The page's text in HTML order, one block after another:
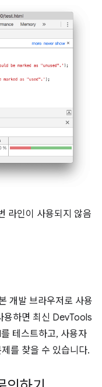
라인이 사용되지 않음
개발 브라우저로 사용
용하면 최신 DevTools
테스트하고, 사용자
를 찾을 수 있습니다.